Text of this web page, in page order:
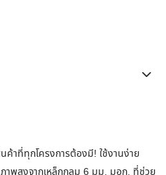
ค้าที่ทุกโครงการต้องมี! ใช้งานง่าย
าพสูงจากเหล็กกลม 6 มม. มอก. ที่ช่วย